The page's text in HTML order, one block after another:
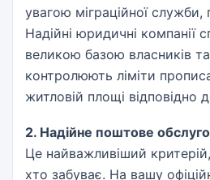
увагою міграційної служби,
Надійні юридичні компанії
великою базою власників
контролюють ліміти
житловій площі відповідно
2. Надійне поштове
Це найважливіший
хто забуває. На вашу